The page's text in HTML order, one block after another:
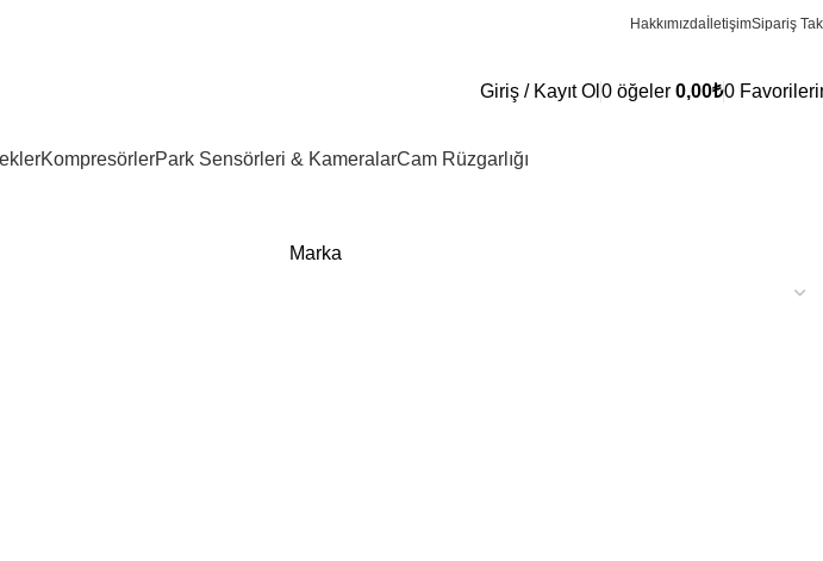
Hakkımızda İletişimSipariş
Giriş / Kayıt Ol 0 öğeler 0,00₺0
KompresörlerPark Sensörleri & KameralarCam Rüzgarlığı
Marka